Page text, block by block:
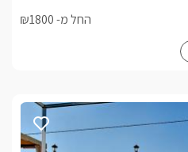
החל מ- ₪1800